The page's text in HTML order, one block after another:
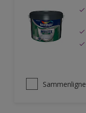
Sammenligne